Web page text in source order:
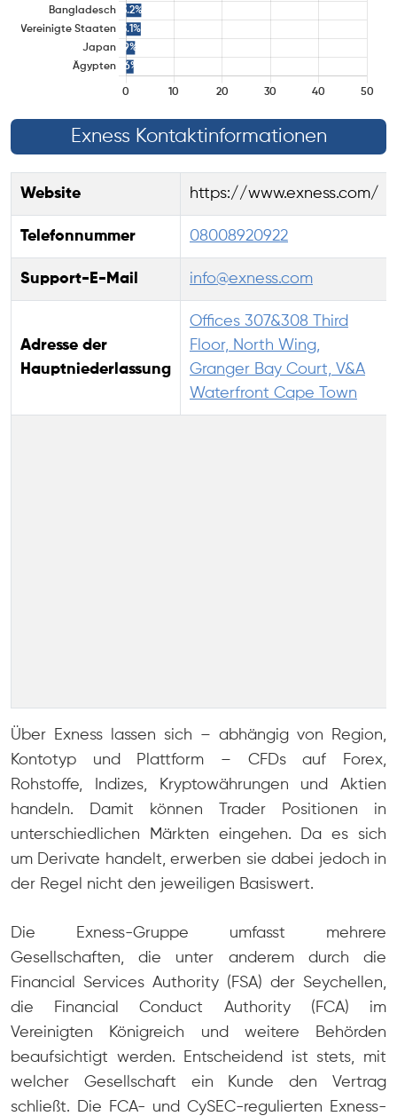
Exness Kontaktinformationen
Website https://www.exness.com/
Telefonnummer 08008920922
Support-E-Mail info@exness.com
Adresse der
Hauptniederlassung
Offices 307&308 Third
Floor, North Wing,
Granger Bay Court, V&A
Waterfront Cape Town
Über Exness lassen sich – abhängig von Region,
Kontotyp und Plattform – CFDs auf Forex,
Rohstoffe, Indizes, Kryptowährungen und Aktien
handeln. Damit können Trader Positionen in
unterschiedlichen Märkten eingehen. Da es sich
um Derivate handelt, erwerben sie dabei jedoch in
der Regel nicht den jeweiligen Basiswert.
Die Exness-Gruppe umfasst mehrere
Gesellschaften, die unter anderem durch die
Financial Services Authority (FSA) der Seychellen,
die Financial Conduct Authority (FCA) im
Vereinigten Königreich und weitere Behörden
beaufsichtigt werden. Entscheidend ist stets, mit
welcher Gesellschaft ein Kunde den Vertrag
schließt. Die FCA- und CySEC-regulierten Exness-